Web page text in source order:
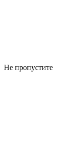
Не пропустите